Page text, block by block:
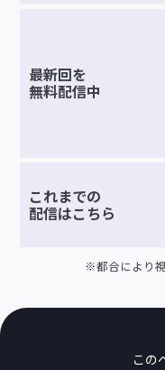
最新回を
無料配信中
これまでの
配信はこちら
※都合により
この